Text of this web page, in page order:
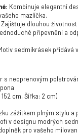
Kombinuje elegantní
mazlíčka.
Zajišťuje dlouhou
připevnění a
sedmikrásek přidává
s neoprenovým
152 cm, Šířka: 2 cm)
zážitkem plným stylu a
v designu modrých
pro vašeho